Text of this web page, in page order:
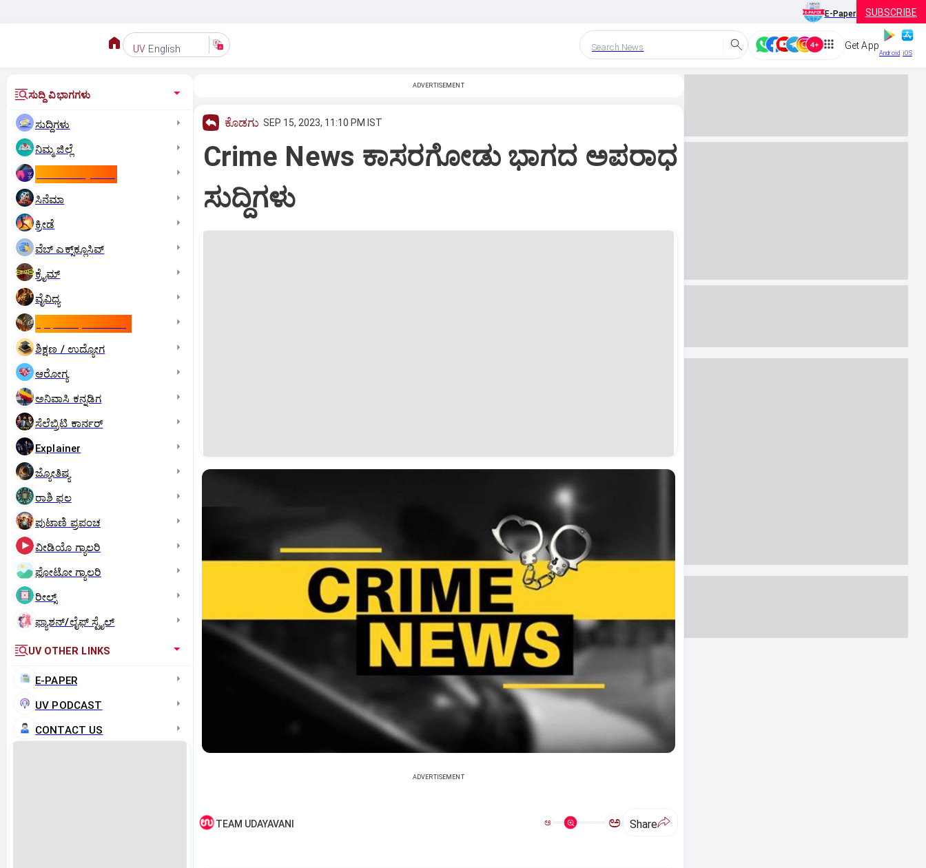
E-Paper SUBSCRIBE
UV English Search News Get App
Android iOS
ಸುದ್ದಿ ವಿಭಾಗಗಳು
ಸುದ್ದಿಗಳು
ನಿಮ್ಮ ಜಿಲ್ಲೆ
ಸಿನೆಮಾ
ಕ್ರೀಡೆ
ವೆಬ್ ಎಕ್ಸ್‌ಕ್ಲೂಸಿವ್
ಕ್ರೈಮ್
ವೈವಿಧ್ಯ
ಶಿಕ್ಷಣ / ಉದ್ಯೋಗ
ಆರೋಗ್ಯ
ಅನಿವಾಸಿ ಕನ್ನಡಿಗ
ಸೆಲೆಬ್ರಿಟಿ ಕಾರ್ನರ್‌
Explainer
ಜ್ಯೋತಿಷ್ಯ
ರಾಶಿ ಫಲ
ಪುಟಾಣಿ ಪ್ರಪಂಚ
ವೀಡಿಯೊ ಗ್ಯಾಲರಿ
ಫೋಟೋ ಗ್ಯಾಲರಿ
ರೀಲ್ಸ್
ಫ್ಯಾಶನ್/ಲೈಫ್‌ ಸ್ಟೈಲ್
UV OTHER LINKS
E-PAPER
UV PODCAST
CONTACT US
ADVERTISEMENT
ಕೊಡಗು SEP 15, 2023, 11:10 PM IST
Crime News ಕಾಸರಗೋಡು ಭಾಗದ ಅಪರಾಧ
ಸುದ್ದಿಗಳು
ADVERTISEMENT
TEAM UDAYAVANI ಅ ಅ Share